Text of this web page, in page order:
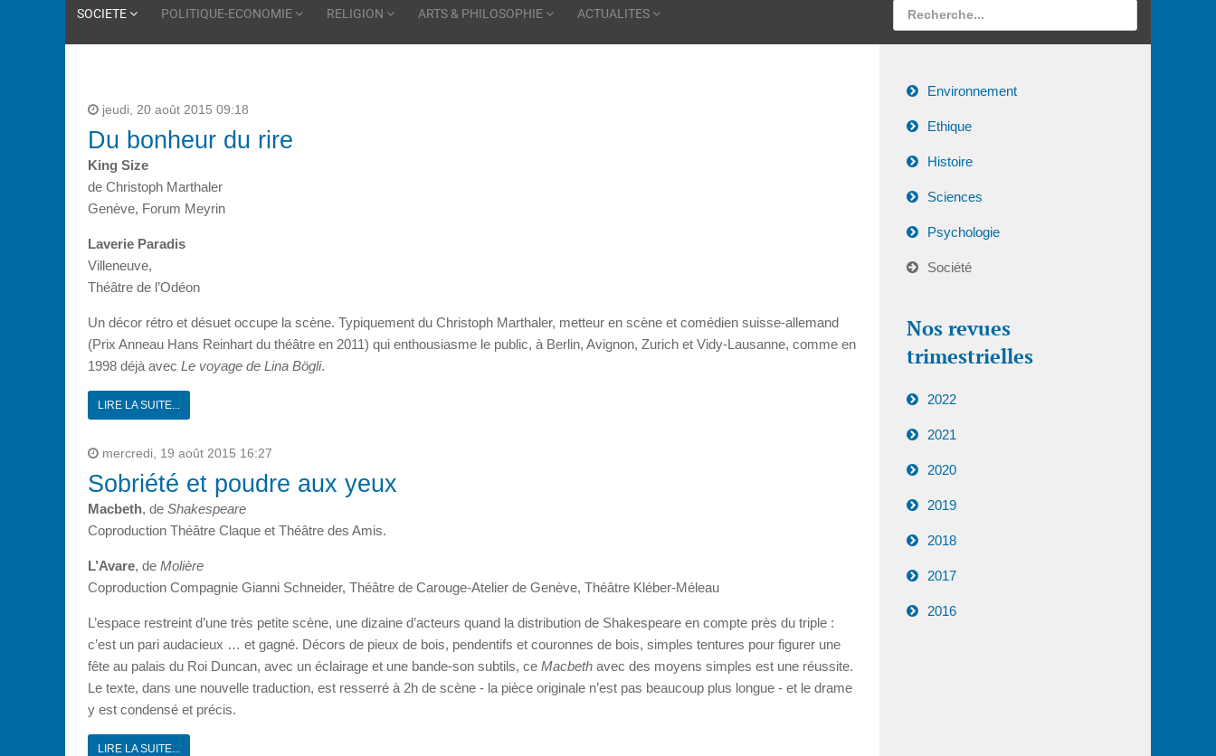
SOCIETE POLITIQUE-ECONOMIE RELIGION ARTS & PHILOSOPHIE ACTUALITES
jeudi, 20 août 2015 09:18
Du bonheur du rire
King Size
de Christoph Marthaler
Genève, Forum Meyrin
Laverie Paradis
Villeneuve,
Théâtre de l’Odéon
Un décor rétro et désuet occupe la scène. Typiquement du Christoph Marthaler, metteur en scène et comédien suisse-allemand
(Prix Anneau Hans Reinhart du théâtre en 2011) qui enthousiasme le public, à Berlin, Avignon, Zurich et Vidy-Lausanne, comme en
1998 déjà avec Le voyage de Lina Bögli.
LIRE LA SUITE...
mercredi, 19 août 2015 16:27
Sobriété et poudre aux yeux
Macbeth, de Shakespeare
Coproduction Théâtre Claque et Théâtre des Amis.
L’Avare, de Molière
Coproduction Compagnie Gianni Schneider, Théâtre de Carouge-Atelier de Genève, Théâtre Kléber-Méleau
L’espace restreint d’une très petite scène, une dizaine d’acteurs quand la distribution de Shakespeare en compte près du triple :
c’est un pari audacieux … et gagné. Décors de pieux de bois, pendentifs et couronnes de bois, simples tentures pour figurer une
fête au palais du Roi Duncan, avec un éclairage et une bande-son subtils, ce Macbeth avec des moyens simples est une réussite.
Le texte, dans une nouvelle traduction, est resserré à 2h de scène - la pièce originale n’est pas beaucoup plus longue - et le drame
y est condensé et précis.
LIRE LA SUITE...
Environnement
Ethique
Histoire
Sciences
Psychologie
Société
Nos revues
trimestrielles
2022
2021
2020
2019
2018
2017
2016